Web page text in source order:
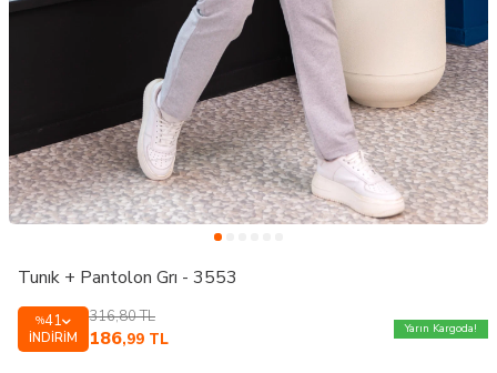
Tunık + Pantolon Grı - 3553
%41
İNDIRIM
316,80TL
186,99 TL
Yarın Kargoda!